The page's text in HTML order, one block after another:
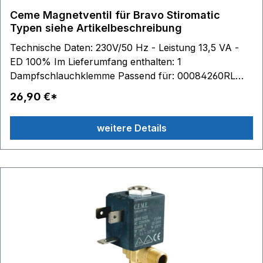
Ceme Magnetventil für Bravo Stiromatic
Typen siehe Artikelbeschreibung
Technische Daten: 230V/50 Hz - Leistung 13,5 VA -
ED 100% Im Lieferumfang enthalten: 1
Dampfschlauchklemme Passend für: 00084260RL
BRAVO STIROMATIC ROTEL 00084262RL BRAVO
STIROMATIC ROTEL 00S426000ALD BRAVO
STIROMATIC 00S426000ALDN BRAVO STIROMATIC
ALDI NORD 00S426000AR0 BRAVO STIROMATIC
00S426000ARA BRAVO STIROMATIC WAGNER
INTERMARCHE ' 00S426000ARNK BRAVO
STIROMATIC NECKERMANN 00S426000BRB
BRAVO STIROMATIC BROTHER 00S426000KEBG
BRAVO STIROMATIC BRIMAG 00S426000PRE
BRAVO STIROMATIC PRYCA AND 00S426000XX0
BRAVO STIROMATIC 00S426001PRE BRAVO
26,90 €*
weitere Details